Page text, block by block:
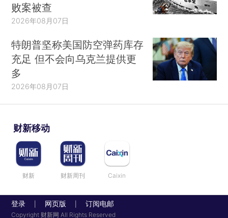
败案被查
2026年08月07日
特朗普坚称美国防空弹药库存
充足 但不会向乌克兰提供更
多
2026年08月07日
财新移动
财新 财新周刊 Caixin
登录 网页版 订阅电邮
Copyright 财新网 All Rights Reserved